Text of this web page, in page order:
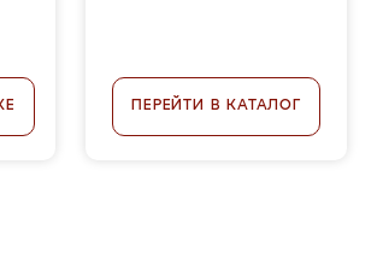
ПЕРЕЙТИ В КАТАЛОГ